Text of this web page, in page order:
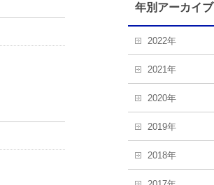
年別アーカイブ
2022年
2021年
2020年
2019年
2018年